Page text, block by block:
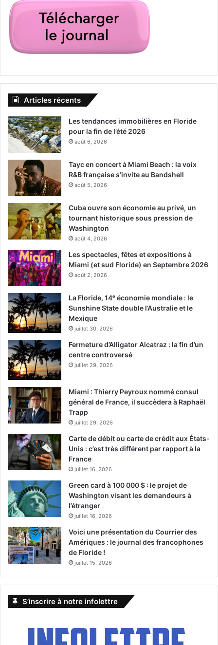
Articles récents
Les tendances immobilières en Floride
pour la fin de l’été 2026
août 6, 2026
Tayc en concert à Miami Beach : la voix
R&B française s’invite au Bandshell
août 5, 2026
Cuba ouvre son économie au privé, un
tournant historique sous pression de
Washington
août 4, 2026
Les spectacles, fêtes et expositions à
Miami (et sud Floride) en Septembre 2026
août 2, 2026
La Floride, 14ᵉ économie mondiale : le
Sunshine State double l’Australie et le
Mexique
juillet 30, 2026
Fermeture d’Alligator Alcatraz : la fin d’un
centre controversé
juillet 29, 2026
Miami : Thierry Peyroux nommé consul
général de France, il succèdera à Raphaël
Trapp
juillet 29, 2026
Carte de débit ou carte de crédit aux États-
Unis : c’est très différent par rapport à la
France
juillet 16, 2026
Green card à 100 000 $ : le projet de
Washington visant les demandeurs à
l’étranger
juillet 16, 2026
Voici une présentation du Courrier des
Amériques : le journal des francophones
de Floride !
juillet 15, 2026
S’inscrire à notre infolettre